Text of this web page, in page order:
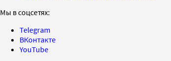
Мы в соцсетях:
Telegram
ВКонтакте
YouTube